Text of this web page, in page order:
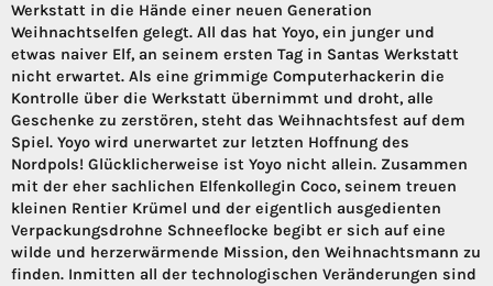
Werkstatt in die Hände einer neuen Generation
Weihnachtselfen gelegt. All das hat Yoyo, ein junger und
etwas naiver Elf, an seinem ersten Tag in Santas Werkstatt
nicht erwartet. Als eine grimmige Computerhackerin die
Kontrolle über die Werkstatt übernimmt und droht, alle
Geschenke zu zerstören, steht das Weihnachtsfest auf dem
Spiel. Yoyo wird unerwartet zur letzten Hoffnung des
Nordpols! Glücklicherweise ist Yoyo nicht allein. Zusammen
mit der eher sachlichen Elfenkollegin Coco, seinem treuen
kleinen Rentier Krümel und der eigentlich ausgedienten
Verpackungsdrohne Schneeflocke begibt er sich auf eine
wilde und herzerwärmende Mission, den Weihnachtsmann zu
finden. Inmitten all der technologischen Veränderungen sind